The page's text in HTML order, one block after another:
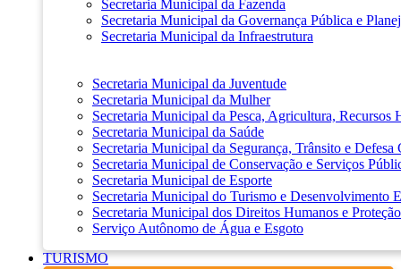
Secretaria Municipal da Fazenda
Secretaria Municipal da Governança Pública e
Secretaria Municipal da Infraestrutura
Secretaria Municipal da Juventude
Secretaria Municipal da Mulher
Secretaria Municipal da Pesca, Agricultura, Recursos
Secretaria Municipal da Saúde
Secretaria Municipal da Segurança, Trânsito e Defesa
Secretaria Municipal de Conservação e Serviços
Secretaria Municipal de Esporte
Secretaria Municipal do Turismo e Desenvolvimento
Secretaria Municipal dos Direitos Humanos e
Serviço Autônomo de Água e Esgoto
TURISMO